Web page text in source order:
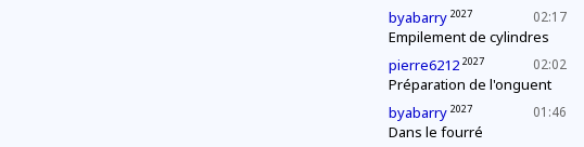
02:17
byabarry 2027
Empilement de cylindres
02:02
pierre6212 2027
Préparation de l'onguent
01:46
byabarry 2027
Dans le fourré